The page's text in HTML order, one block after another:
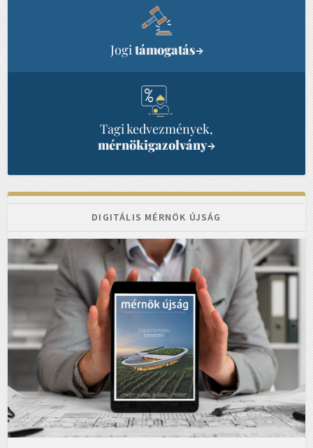
Jogi támogatás→
Tagi kedvezmények,
mérnökigazolvány→
DIGITÁLIS MÉRNÖK ÚJSÁG